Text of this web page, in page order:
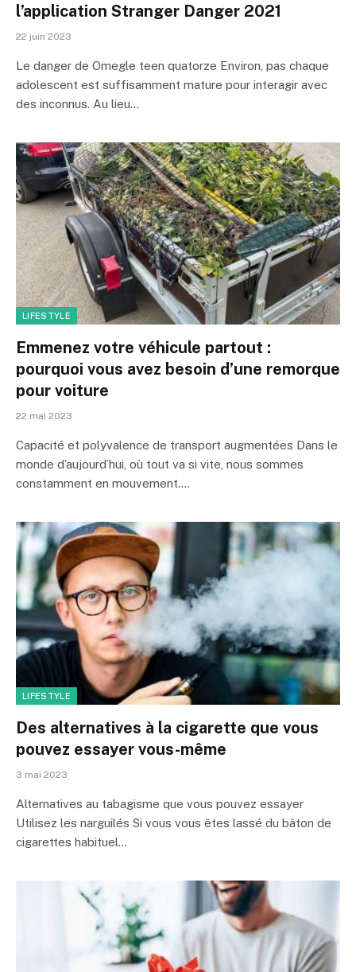
l’application Stranger Danger 2021
22 juin 2023
Le danger de Omegle teen quatorze Environ, pas chaque
adolescent est suffisamment mature pour interagir avec
des inconnus. Au lieu…
LIFESTYLE
Emmenez votre véhicule partout :
pourquoi vous avez besoin d’une remorque
pour voiture
22 mai 2023
Capacité et polyvalence de transport augmentées Dans le
monde d’aujourd’hui, où tout va si vite, nous sommes
constamment en mouvement.…
LIFESTYLE
Des alternatives à la cigarette que vous
pouvez essayer vous-même
3 mai 2023
Alternatives au tabagisme que vous pouvez essayer
Utilisez les narguilés Si vous vous êtes lassé du bâton de
cigarettes habituel…